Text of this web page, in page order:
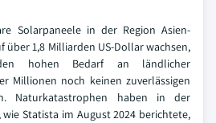
Solarpaneele in der Region Asien-
über 1,8 Milliarden US-Dollar wachsen,
hohen Bedarf an ländlicher
Millionen noch keinen zuverlässigen
Naturkatastrophen haben in der
Statista im August 2024 berichtete,